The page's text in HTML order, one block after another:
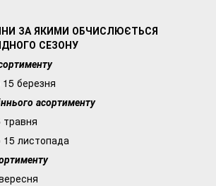
ЗА ЯКИМИ ОБЧИСЛЮЄТЬСЯ
СЕЗОНУ
березня
асортименту
травня
15 листопада